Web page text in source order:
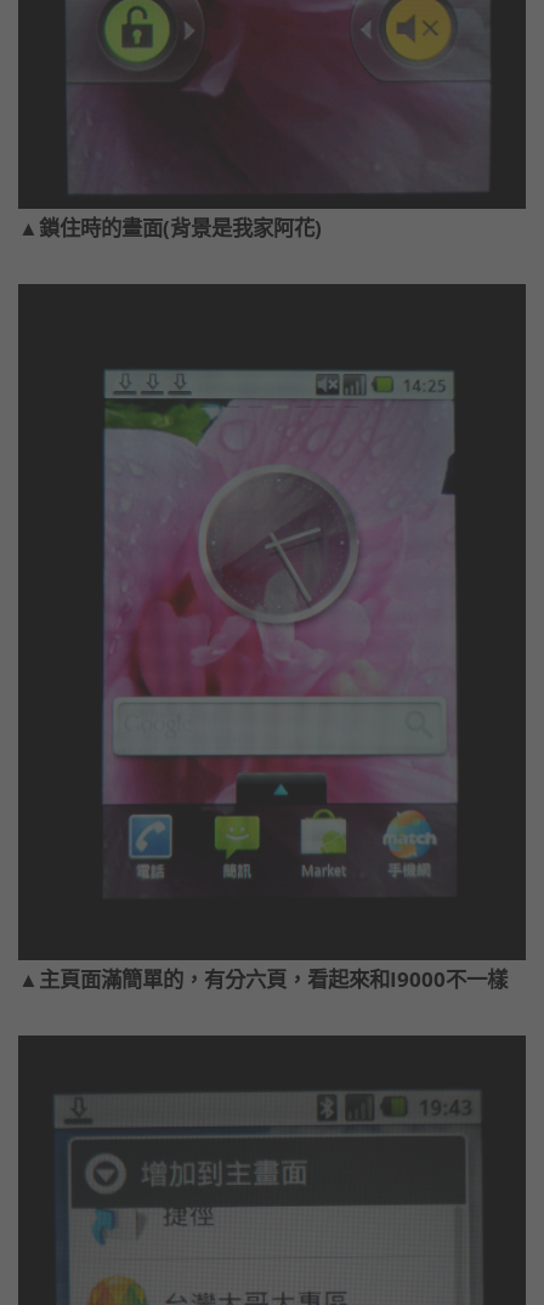
▲鎖住時的畫面(背景是我家阿花)
▲主頁面滿簡單的，有分六頁，看起來和I9000不一樣